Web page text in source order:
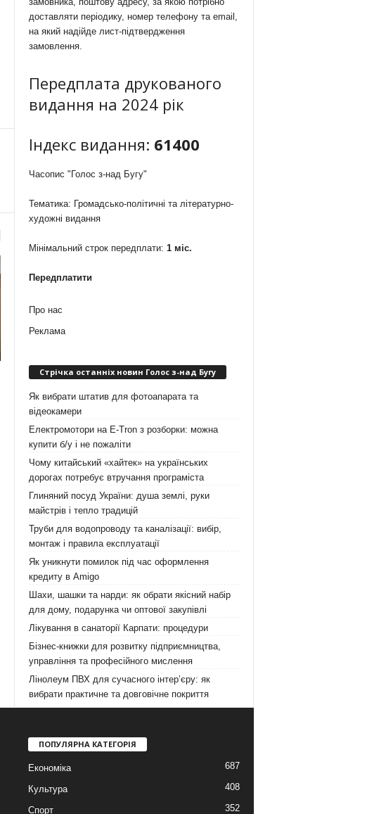
доставляти періодику, номер телефону та email,
на який надійде лист-підтвердження
замовлення.
Передплата друкованого
видання на 2024 рік
Індекс видання: 61400
Часопис "Голос з-над Бугу"
Тематика: Громадсько-політичні та літературно-
художні видання
Мінімальний строк передплати: 1 міс.
Передплатити
Про нас
Реклама
Стрічка останніх новин Голос з-над Бугу
Як вибрати штатив для фотоапарата та
відеокамери
Електромотори на E-Tron з розборки: можна
купити б/у і не пожаліти
Чому китайський «хайтек» на українських
дорогах потребує втручання програміста
Глиняний посуд України: душа землі, руки
майстрів і тепло традицій
Труби для водопроводу та каналізації: вибір,
монтаж і правила експлуатації
Як уникнути помилок під час оформлення
кредиту в Amigo
Шахи, шашки та нарди: як обрати якісний набір
для дому, подарунка чи оптової закупівлі
Лікування в санаторії Карпати: процедури
Бізнес-книжки для розвитку підприємництва,
управління та професійного мислення
Лінолеум ПВХ для сучасного інтер’єру: як
вибрати практичне та довговічне покриття
ПОПУЛЯРНА КАТЕГОРІЯ
Економіка 687
Культура 408
Спорт 352